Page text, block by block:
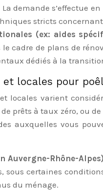
demande s’effectue
stricts
(ex: aides
cadre de plans de
dédiés à la
et locales pour
locales varient
prêts à taux zéro, ou
auxquelles vous
Auvergne-Rhône-
sous certaines
du ménage.